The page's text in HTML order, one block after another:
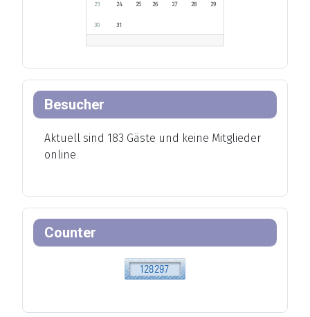
23 24 25 26 27 28 29
30 31
Besucher
Aktuell sind 183 Gäste und keine Mitglieder
online
Counter